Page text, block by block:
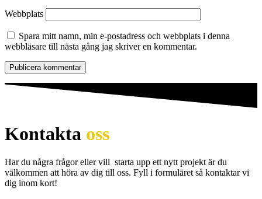
Webbplats
Spara mitt namn, min e-postadress och webbplats i denna
webbläsare till nästa gång jag skriver en kommentar.
Kontakta oss
Har du några frågor eller vill starta upp ett nytt projekt är du
välkommen att höra av dig till oss. Fyll i formuläret så kontaktar vi
dig inom kort!